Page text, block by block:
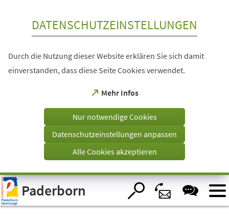
Visuelle
Assistenzsoftware
öffnen.
DATENSCHUTZEINSTELLUNGEN
Durch die Nutzung dieser Website erklären Sie sich damit
einverstanden, dass diese Seite Cookies verwendet.
Mehr Infos
(Öffnet
einem
Tab)
Nur notwendige Cookies
Datenschutzeinstellungen anpassen
Alle Cookies akzeptieren
Paderborn